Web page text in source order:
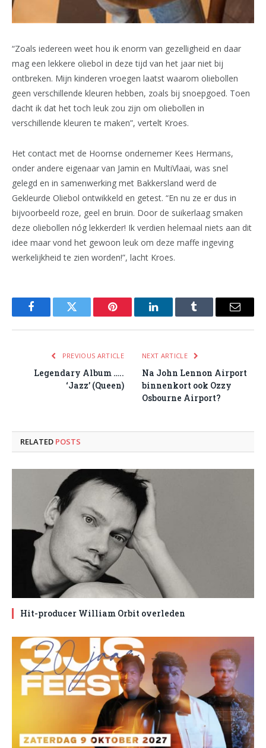
“Zoals iedereen weet hou ik enorm van gezelligheid en daar
mag een lekkere oliebol in deze tijd van het jaar niet bij
ontbreken. Mijn kinderen vroegen laatst waarom oliebollen
geen verschillende kleuren hebben, zoals bij snoepgoed. Toen
dacht ik dat het toch leuk zou zijn om oliebollen in
verschillende kleuren te maken”, vertelt Kroes.
Het contact met de Hoornse ondernemer Kees Hermans,
onder andere eigenaar van Jamin en MultiVlaai, was snel
gelegd en in samenwerking met Bakkersland werd de
Gekleurde Oliebol ontwikkeld en getest. “En nu ze er dus in
bijvoorbeeld roze, geel en bruin. Door de suikerlaag smaken
deze oliebollen nóg lekkerder! Ik verdien helemaal niets aan dit
idee maar vond het gewoon leuk om deze maffe ingeving
werkelijkheid te zien worden!”, lacht Kroes.
FacebookTwitter Pinterest LinkedInTumblr Email
PREVIOUS ARTICLE
Legendary Album …..
‘Jazz’ (Queen)
NEXT ARTICLE
Na John Lennon Airport
binnenkort ook Ozzy
Osbourne Airport?
RELATED POSTS
Hit-producer William Orbit overleden